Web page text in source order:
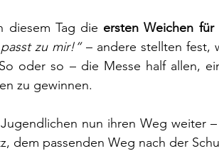
diesem Tag die ersten Weichen
zu mir!“ – andere stellten fest,
oder so – die Messe half allen,
zu gewinnen.
nun ihren Weg weiter
dem passenden Weg nach der